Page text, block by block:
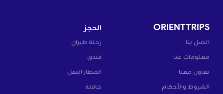
ORIENTTRIPS
اتصل بنا
معلومات عنا
تعاون معنا
الشروط والأحكام
الحجز
رحلة طيران
فندق
المطار النقل
حافلة